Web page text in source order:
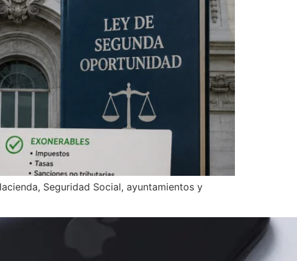
Seguridad Social, ayuntamientos y